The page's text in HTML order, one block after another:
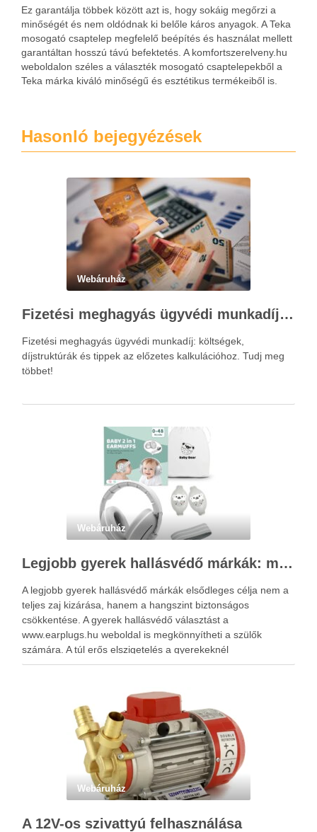
Ez garantálja többek között azt is, hogy sokáig megőrzi a
minőségét és nem oldódnak ki belőle káros anyagok. A Teka
mosogató csaptelep megfelelő beépítés és használat mellett
garantáltan hosszú távú befektetés. A komfortszerelveny.hu
weboldalon széles a választék mosogató csaptelepekből a
Teka márka kiváló minőségű és esztétikus termékeiből is.
Hasonló bejegyézések
Webáruház
Fizetési meghagyás ügyvédi munkadíja: teljes költségvetési útmutató
Fizetési meghagyás ügyvédi munkadíj: költségek,
díjstruktúrák és tippek az előzetes kalkulációhoz. Tudj meg
többet!
Webáruház
Legjobb gyerek hallásvédő márkák: mire figyeljenek a szülők választáskor?
A legjobb gyerek hallásvédő márkák elsődleges célja nem a
teljes zaj kizárása, hanem a hangszint biztonságos
csökkentése. A gyerek hallásvédő választást a
www.earplugs.hu weboldal is megkönnyítheti a szülők
számára. A túl erős elszigetelés a gyerekeknél
kényelmetlenséget, félelmet vagy dezorientáltságot is
Webáruház
A 12V-os szivattyú felhasználása